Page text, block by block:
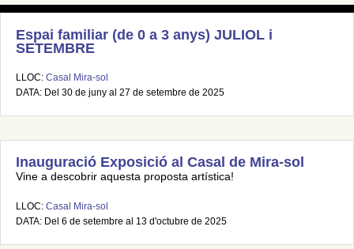
Espai familiar (de 0 a 3 anys) JULIOL i
SETEMBRE
LLOC: Casal Mira-sol
DATA: Del 30 de juny al 27 de setembre de 2025
Inauguració Exposició al Casal de Mira-sol
Vine a descobrir aquesta proposta artística!
LLOC: Casal Mira-sol
DATA: Del 6 de setembre al 13 d'octubre de 2025